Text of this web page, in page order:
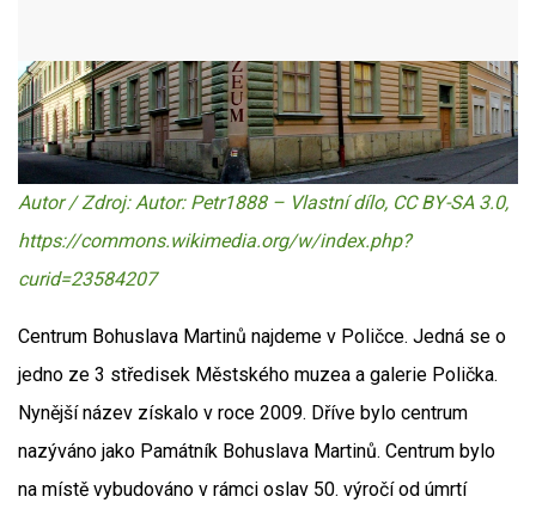
Autor / Zdroj: Autor: Petr1888 – Vlastní dílo, CC BY-SA 3.0,
https://commons.wikimedia.org/w/index.php?
curid=23584207
Centrum Bohuslava Martinů najdeme v Poličce. Jedná se o
jedno ze 3 středisek Městského muzea a galerie Polička.
Nynější název získalo v roce 2009. Dříve bylo centrum
nazýváno jako Památník Bohuslava Martinů. Centrum bylo
na místě vybudováno v rámci oslav 50. výročí od úmrtí